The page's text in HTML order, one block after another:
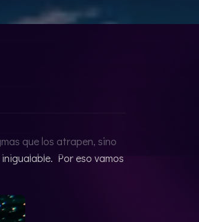
que los atrapen, sino
Por eso vamos